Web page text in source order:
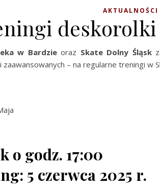
AKTUALNOŚCI
w Bardzieoraz Skate Dolny Śląsk
– na regularne treningi w
o godz. 17:00
5 czerwca 2025 r.